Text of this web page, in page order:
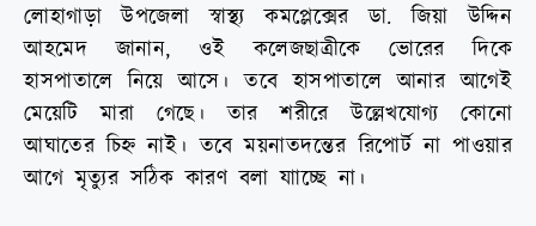
লোহাগাড়া উপজেলা স্বাস্থ্য কমপ্লেক্সের ডা. জিয়া উদ্দিন
আহমেদ জানান, ওই কলেজছাত্রীকে ভোরের দিকে
হাসপাতালে নিয়ে আসে। তবে হাসপাতালে আনার আগেই
মেয়েটি মারা গেছে। তার শরীরে উল্লেখযোগ্য কোনো
আঘাতের চিহ্ন নাই। তবে ময়নাতদন্তের রিপোর্ট না পাওয়ার
আগে মৃত্যুর সঠিক কারণ বলা যাাচ্ছে না।